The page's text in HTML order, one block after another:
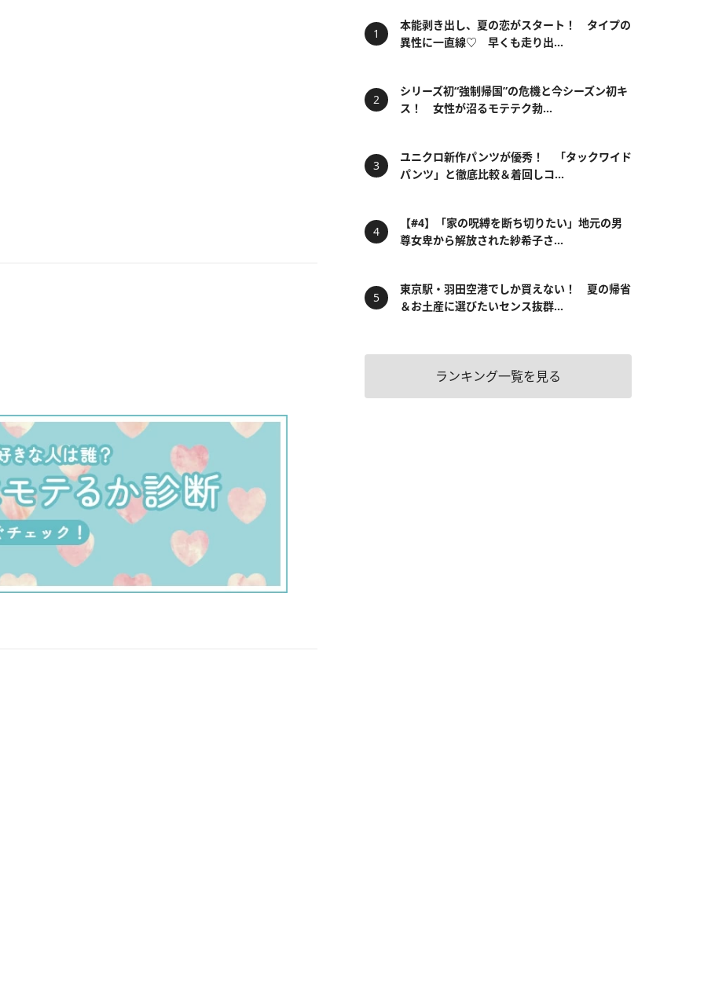
本能剥き出し、夏の恋がスタート！ タイプの
異性に一直線♡ 早くも走り出...
シリーズ初“強制帰国”の危機と今シーズン初キ
ス！ 女性が沼るモテテク勃...
ユニクロ新作パンツが優秀！ 「タックワイド
パンツ」と徹底比較＆着回しコ...
【#4】「家の呪縛を断ち切りたい」地元の男
尊女卑から解放された紗希子さ...
東京駅・羽田空港でしか買えない！ 夏の帰省
＆お土産に選びたいセンス抜群...
ランキング一覧を見る